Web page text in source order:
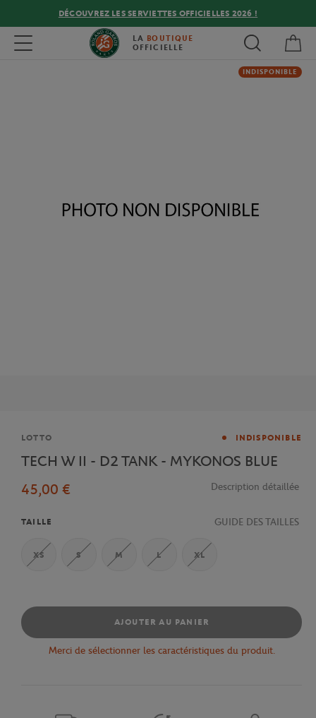
DÉCOUVREZ LES SERVIETTES OFFICIELLES 2026 !
Toggle navigation LA BOUTIQUE
OFFICIELLE
INDISPONIBLE
Marque
LOTTO INDISPONIBLE
TECH W II - D2 TANK - MYKONOS BLUE
45,00 €
Description détaillée
TAILLE GUIDE DES TAILLES
XS S M L XL
AJOUTER AU PANIER
Merci de sélectionner les caractéristiques du produit.